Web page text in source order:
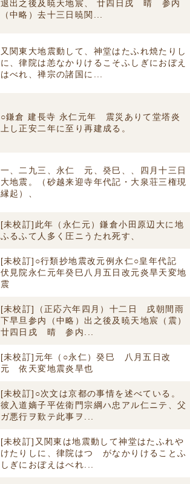
退出之後及暁天地宸、 廿四日戌 晴 参内
（中略）去十三日暁関...
又関東大地震動して、神堂はたふれ焼たりし
に、律院は恙なかりけるこそふしぎにおぼえ
はべれ、禅宗の諸国に...
○鎌倉 建長寺 永仁元年 震災ありて堂塔炎
上し正安二年に至り再建成る。
一、二九三、永仁 元、癸巳、、四月十三日
大地震。（砂越来迎寺年代記・大泉荘三権現
縁起）、
[未校訂]此年（永仁元）鎌倉小田原辺大に地
ふるふて人多く圧ニうたれ死す、
[未校訂]○行類抄地震改元例永仁○皇年代記
伏見院永仁元年癸巳八月五日改元炎旱天変地
震
[未校訂]（正応六年四月）十二日 戌朝間雨
下早旦参内（中略）出之後及暁天地宸（震）
廿四日戌 晴 参内...
[未校訂]元年（○永仁）癸巳 八月五日改
元 依天変地震炎旱也
[未校訂]○次文は京都の事情を述べている。
彼入道嫡子平佐衛門宗綱ハ忠アル仁ニテ、父
ガ悪行ヲ歎テ此事ヲ...
[未校訂]又関東は地震動して神堂はたふれや
けたりしに、律院はつゝがなかりけることふ
しぎにおぼえはべれ...